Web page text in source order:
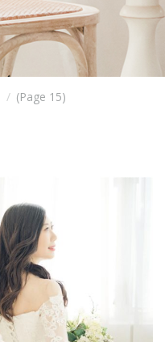
(Page 15)